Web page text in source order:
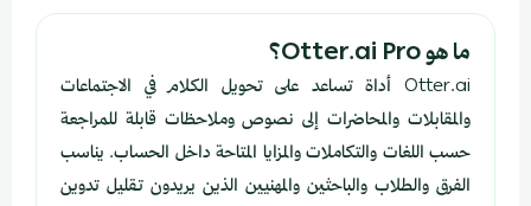
ما هو Otter.ai Pro؟
Otter.ai أداة تساعد على تحويل الكلام في الاجتماعات
والمقابلات والمحاضرات إلى نصوص وملاحظات قابلة للمراجعة
حسب اللغات والتكاملات والمزايا المتاحة داخل الحساب. يناسب
الفرق والطلاب والباحثين والمهنيين الذين يريدون تقليل تدوين